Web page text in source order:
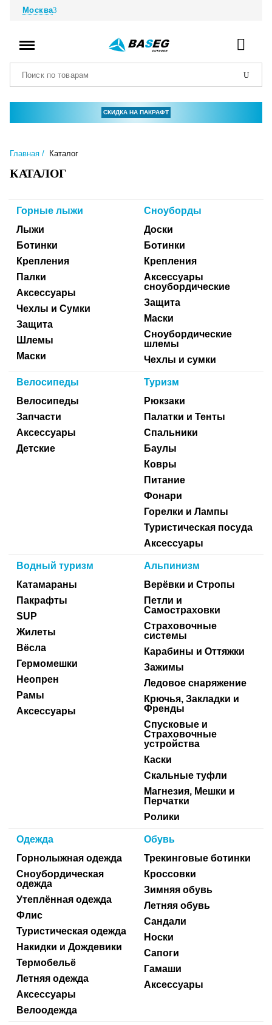
Москва
СКИДКА НА ПАКРАФТ
Главная Каталог
КАТАЛОГ
Горные лыжи
Лыжи
Ботинки
Крепления
Палки
Аксессуары
Чехлы и Сумки
Защита
Шлемы
Маски
Сноуборды
Доски
Ботинки
Крепления
Аксессуары
сноубордические
Защита
Маски
Сноубордические
шлемы
Чехлы и сумки
Велосипеды
Велосипеды
Запчасти
Аксессуары
Детские
Туризм
Рюкзаки
Палатки и Тенты
Спальники
Баулы
Ковры
Питание
Фонари
Горелки и Лампы
Туристическая посуда
Аксессуары
Водный туризм
Катамараны
Пакрафты
SUP
Жилеты
Вёсла
Гермомешки
Неопрен
Рамы
Аксессуары
Альпинизм
Верёвки и Стропы
Петли и
Самостраховки
Страховочные
системы
Карабины и Оттяжки
Зажимы
Ледовое снаряжение
Крючья, Закладки и
Френды
Спусковые и
Страховочные
устройства
Каски
Скальные туфли
Магнезия, Мешки и
Перчатки
Ролики
Одежда
Горнолыжная одежда
Сноубордическая
одежда
Утеплённая одежда
Флис
Туристическая одежда
Накидки и Дождевики
Термобельё
Летняя одежда
Аксессуары
Велоодежда
Обувь
Трекинговые ботинки
Кроссовки
Зимняя обувь
Летняя обувь
Сандали
Носки
Сапоги
Гамаши
Аксессуары